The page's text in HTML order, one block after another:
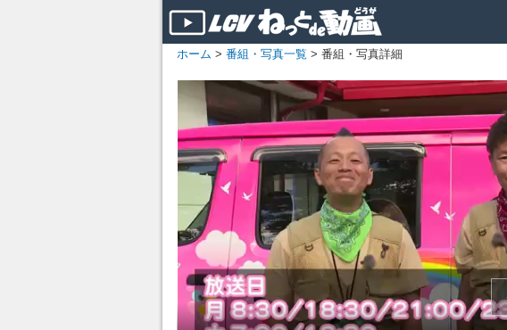
ホーム > 番組・写真一覧 > 番組・写真詳細